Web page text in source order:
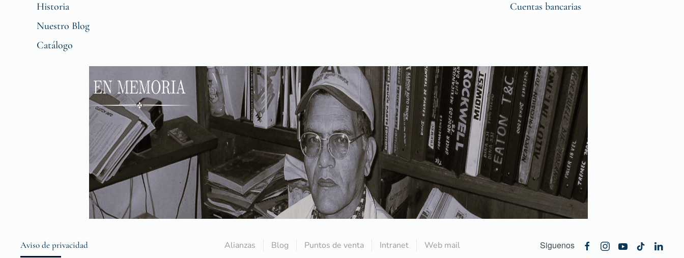
Historia
Nuestro Blog
Catálogo
Cuentas bancarias
Aviso de privacidad Alianzas Blog Puntos de venta Intranet Web mail Siguenos